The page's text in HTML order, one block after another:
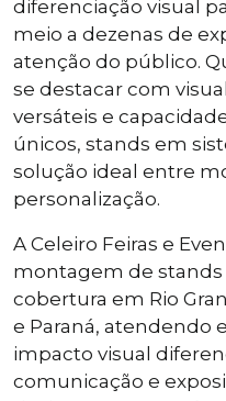
diferenciação visual
meio a dezenas de
atenção do público.
se destacar com
versáteis e
únicos, stands em
solução ideal entre
personalização.
A Celeiro Feiras e
montagem de stands
cobertura em Rio
e Paraná, atendendo
impacto visual
comunicação e